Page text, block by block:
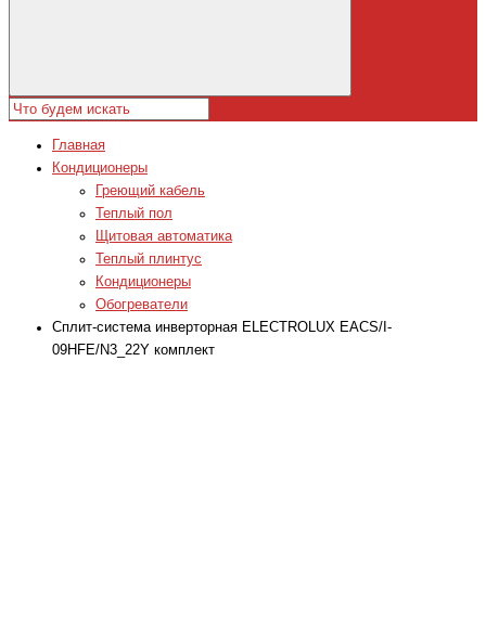
Главная
Кондиционеры
Греющий кабель
Теплый пол
Щитовая автоматика
Теплый плинтус
Кондиционеры
Обогреватели
Сплит-система инверторная ELECTROLUX EACS/I-
09HFE/N3_22Y комплект